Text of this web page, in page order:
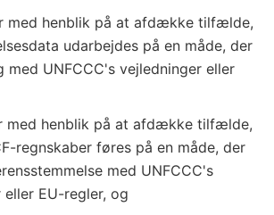
med henblik på at afdække tilfælde,
udarbejdes på en måde, der
med UNFCCC's vejledninger eller
med henblik på at afdække tilfælde,
regnskaber føres på en måde, der
med UNFCCC's
EU-regler, og